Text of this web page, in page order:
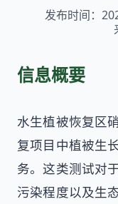
发布时间：
信息概要
水生植被恢复区
复项目中植被生
务。这类测试对
污染程度以及生